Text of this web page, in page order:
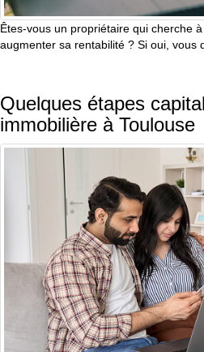
Êtes-vous un propriétaire qui cherche
augmenter sa rentabilité ? Si oui, vous
Quelques étapes
immobilière à Toulouse